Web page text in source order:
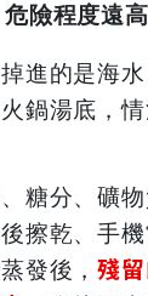
險程度遠高
進的是海
鍋湯底，
糖分、礦
擦乾、手
發後，殘